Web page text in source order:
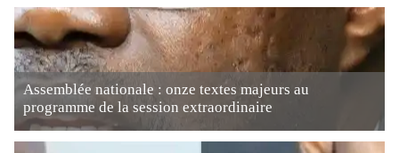
Assemblée nationale : onze textes majeurs au
programme de la session extraordinaire